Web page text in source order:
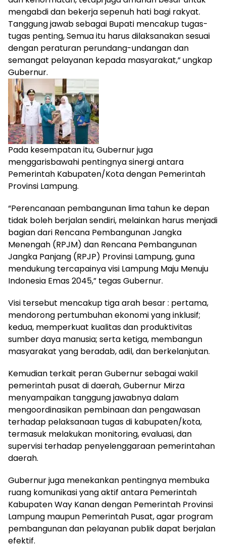
mengabdi dan bekerja sepenuh hati bagi rakyat.
Tanggung jawab sebagai Bupati mencakup tugas-
tugas penting, Semua itu harus dilaksanakan sesuai
dengan peraturan perundang-undangan dan
semangat pelayanan kepada masyarakat,” ungkap
Gubernur.
Pada kesempatan itu, Gubernur juga
menggarisbawahi pentingnya sinergi antara
Pemerintah Kabupaten/Kota dengan Pemerintah
Provinsi Lampung.
“Perencanaan pembangunan lima tahun ke depan
tidak boleh berjalan sendiri, melainkan harus menjadi
bagian dari Rencana Pembangunan Jangka
Menengah (RPJM) dan Rencana Pembangunan
Jangka Panjang (RPJP) Provinsi Lampung, guna
mendukung tercapainya visi Lampung Maju Menuju
Indonesia Emas 2045,” tegas Gubernur.
Visi tersebut mencakup tiga arah besar : pertama,
mendorong pertumbuhan ekonomi yang inklusif;
kedua, memperkuat kualitas dan produktivitas
sumber daya manusia; serta ketiga, membangun
masyarakat yang beradab, adil, dan berkelanjutan.
Kemudian terkait peran Gubernur sebagai wakil
pemerintah pusat di daerah, Gubernur Mirza
menyampaikan tanggung jawabnya dalam
mengoordinasikan pembinaan dan pengawasan
terhadap pelaksanaan tugas di kabupaten/kota,
termasuk melakukan monitoring, evaluasi, dan
supervisi terhadap penyelenggaraan pemerintahan
daerah.
Gubernur juga menekankan pentingnya membuka
ruang komunikasi yang aktif antara Pemerintah
Kabupaten Way Kanan dengan Pemerintah Provinsi
Lampung maupun Pemerintah Pusat, agar program
pembangunan dan pelayanan publik dapat berjalan
efektif.